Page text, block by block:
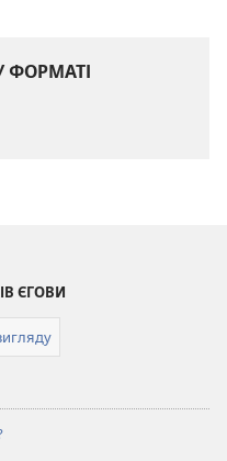
ФОРМАТІ
ЄГОВИ